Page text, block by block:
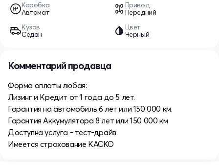
Коробка
Автомат
Привод
Передний
Кузов
Седан
Цвет
Черный
Комментарий продавца
Форма оплаты любая:
Лизинг и Кредит от 1 года до 5 лет.
Гарантия на автомобиль 6 лет или 150 000 км.
Гарантия Аккумулятора 8 лет или 150 000 км
Доступна услуга - тест-драйв.
Имеется страхование КАСКО